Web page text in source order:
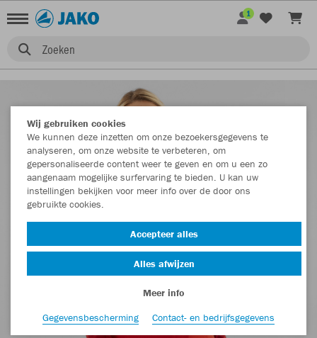
Zoeken
1
Wij gebruiken cookies
We kunnen deze inzetten om onze bezoekersgegevens te
analyseren, om onze website te verbeteren, om
gepersonaliseerde content weer te geven en om u een zo
aangenaam mogelijke surfervaring te bieden. U kan uw
instellingen bekijken voor meer info over de door ons
gebruikte cookies.
Accepteer alles
Alles afwijzen
Meer info
Gegevensbescherming
Contact- en bedrijfsgegevens